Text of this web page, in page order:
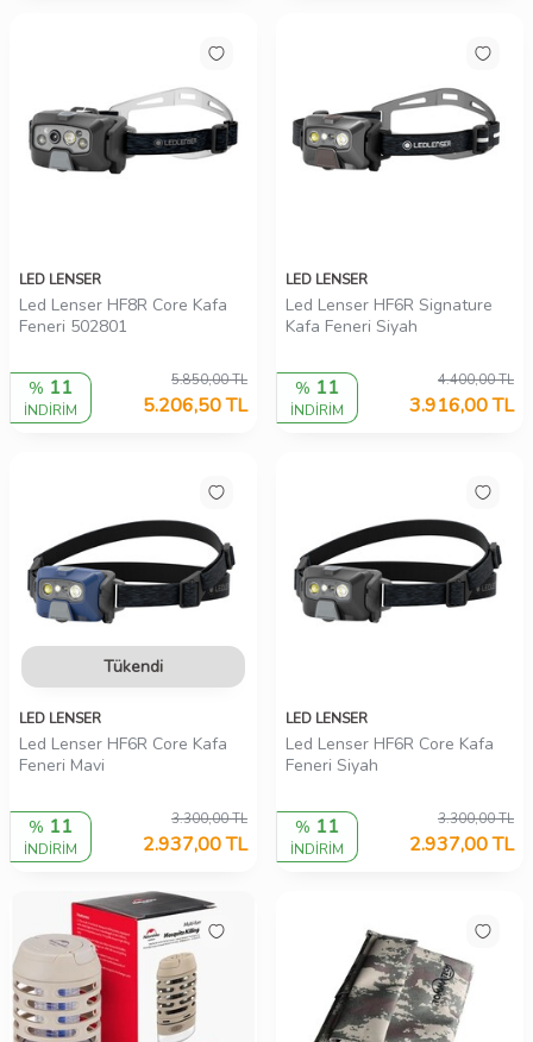
LED LENSER
Led Lenser HF8R Core Kafa
Feneri 502801
% 11
İNDİRİM
5.850,00TL
5.206,50TL
LED LENSER
Led Lenser HF6R Signature
Kafa Feneri Siyah
% 11
İNDİRİM
4.400,00TL
3.916,00TL
Tükendi
LED LENSER
Led Lenser HF6R Core Kafa
Feneri Mavi
% 11
İNDİRİM
3.300,00TL
2.937,00TL
LED LENSER
Led Lenser HF6R Core Kafa
Feneri Siyah
% 11
İNDİRİM
3.300,00TL
2.937,00TL